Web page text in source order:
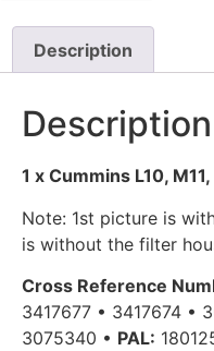
Description
Description
1 x Cummins L10,
Note: 1st picture is
is without the filter
Cross Reference
3417677 • 3417674 •
3075340 • PAL: